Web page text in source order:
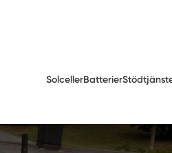
SolcellerBatterier